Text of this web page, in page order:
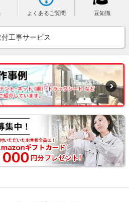
よくあるご質問 豆知識
付工事サービス